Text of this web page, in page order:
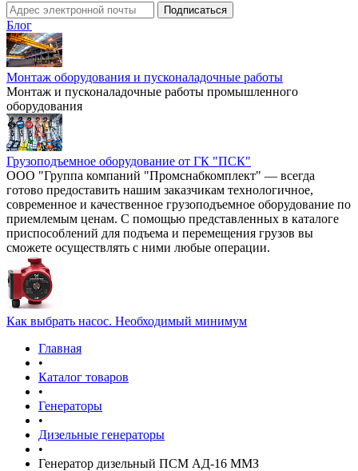
Блог
Монтаж оборудования и пусконаладочные работы
Монтаж и пусконаладочные работы промышленного
оборудования
Грузоподъемное оборудование от ГК "ПСК"
ООО "Группа компаний "Промснабкомплект" — всегда
готово предоставить нашим заказчикам технологичное,
современное и качественное грузоподъемное оборудование по
приемлемым ценам. С помощью представленных в каталоге
приспособлений для подъема и перемещения грузов вы
сможете осуществлять с ними любые операции.
Как выбрать насос. Необходимый минимум
Главная
•
Каталог товаров
•
Генераторы
•
Дизельные генераторы
•
Генератор дизельный ПСМ АД-16 ММЗ